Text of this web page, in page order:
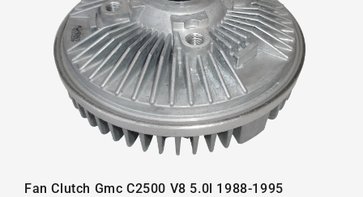
Fan Clutch Gmc C2500 V8 5.0l 1988-1995